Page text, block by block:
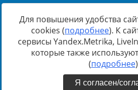
https://minjust.gov.ru/
inostrannyih-agentov-22-03-2024.pdf
Для повышения удобства
cookies (подробнее). К
сервисы Yandex.Metrika,
которые также
(подробнее
Я согласен/